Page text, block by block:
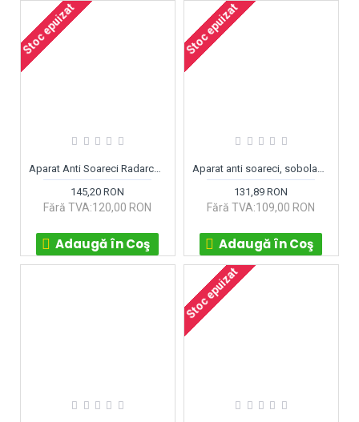
Stoc epuizat
145,20 RON
Fără TVA:120,00 RON
Adaugă în Coş
Stoc epuizat
131,89 RON
Fără TVA:109,00 RON
Adaugă în Coş
Stoc epuizat